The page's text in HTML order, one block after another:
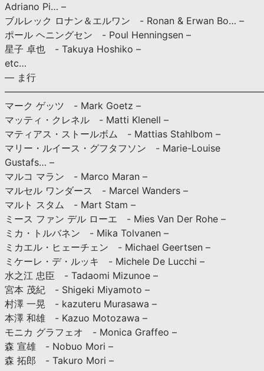
Adriano Pi… –
ブルレック ロナン＆エルワン - Ronan & Erwan Bo… –
ポール ヘニングセン - Poul Henningsen –
星子 卓也 - Takuya Hoshiko –
etc…
— ま行
マーク ゲッツ - Mark Goetz –
マッティ・クレネル - Matti Klenell –
マティアス・ストールボム - Mattias Stahlbom –
マリー・ルイース・グフタフソン - Marie-Louise
Gustafs… –
マルコ マラン - Marco Maran –
マルセル ワンダース - Marcel Wanders –
マルト スタム - Mart Stam –
ミース ファン デル ローエ - Mies Van Der Rohe –
ミカ・トルバネン - Mika Tolvanen –
ミカエル・ヒェーチェン - Michael Geertsen –
ミケーレ・デ・ルッキ - Michele De Lucchi –
水之江 忠臣 - Tadaomi Mizunoe –
宮本 茂紀 - Shigeki Miyamoto –
村澤 一晃 - kazuteru Murasawa –
本澤 和雄 - Kazuo Motozawa –
モニカ グラフェオ - Monica Graffeo –
森 宣雄 - Nobuo Mori –
森 拓郎 - Takuro Mori –